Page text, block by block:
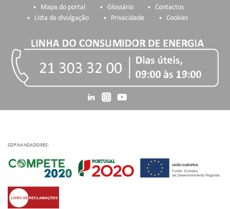
Mapa do portal Glossário
Contactos
Lista de divulgação
Privacidade Cookies
COFINANCIADORES: